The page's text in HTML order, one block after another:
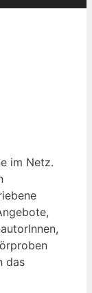
im Netz.
das